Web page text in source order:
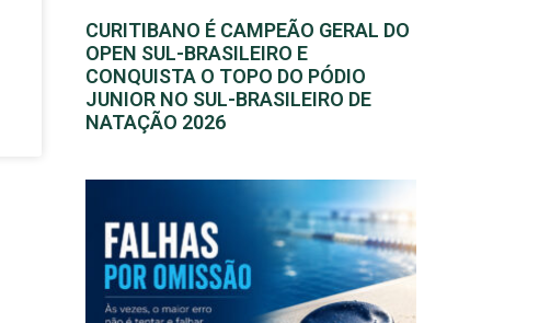
CURITIBANO É CAMPEÃO GERAL DO
OPEN SUL-BRASILEIRO E
CONQUISTA O TOPO DO PÓDIO
JUNIOR NO SUL-BRASILEIRO DE
NATAÇÃO 2026